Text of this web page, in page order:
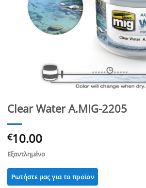
Clear Water A.MIG-2205
€10.00
Εξαντλημένο